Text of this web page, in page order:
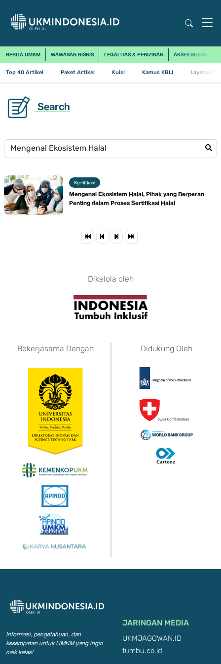
BERITA UMKM WAWASAN BISNIS LEGALITAS & PERIZINAN AKSES MODAL
Top 40 Artikel Paket Artikel Kuis! Kamus KBLI Layanan
Search
Sertifikasi
Mengenal Ekosistem Halal, Pihak yang Berperan
Penting dalam Proses Sertifikasi Halal
Dikelola oleh
Bekerjasama Dengan Didukung Oleh
Informasi, pengetahuan, dan
kesempatan untuk UMKM yang ingin
naik kelas!
JARINGAN MEDIA
UKMJAGOWAN.ID
tumbu.co.id